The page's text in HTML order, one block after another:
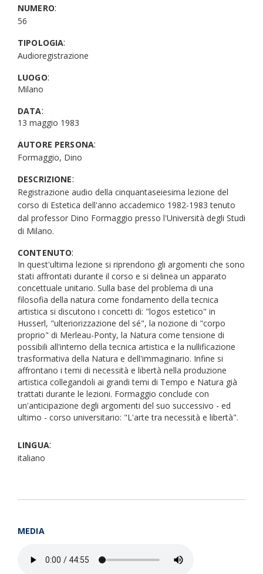
NUMERO:
56
TIPOLOGIA:
Audioregistrazione
LUOGO:
Milano
DATA:
13 maggio 1983
AUTORE PERSONA:
Formaggio, Dino
DESCRIZIONE:
Registrazione audio della cinquantaseiesima lezione del
corso di Estetica dell'anno accademico 1982-1983 tenuto
dal professor Dino Formaggio presso l'Università degli Studi
di Milano.
CONTENUTO:
In quest'ultima lezione si riprendono gli argomenti che sono
stati affrontati durante il corso e si delinea un apparato
concettuale unitario. Sulla base del problema di una
filosofia della natura come fondamento della tecnica
artistica si discutono i concetti di: "logos estetico" in
Husserl, "ulteriorizzazione del sé", la nozione di "corpo
proprio" di Merleau-Ponty, la Natura come tensione di
possibili all'interno della tecnica artistica e la nullificazione
trasformativa della Natura e dell'immaginario. Infine si
affrontano i temi di necessità e libertà nella produzione
artistica collegandoli ai grandi temi di Tempo e Natura già
trattati durante le lezioni. Formaggio conclude con
un'anticipazione degli argomenti del suo successivo - ed
ultimo - corso universitario: "L'arte tra necessità e libertà".
LINGUA:
italiano
MEDIA